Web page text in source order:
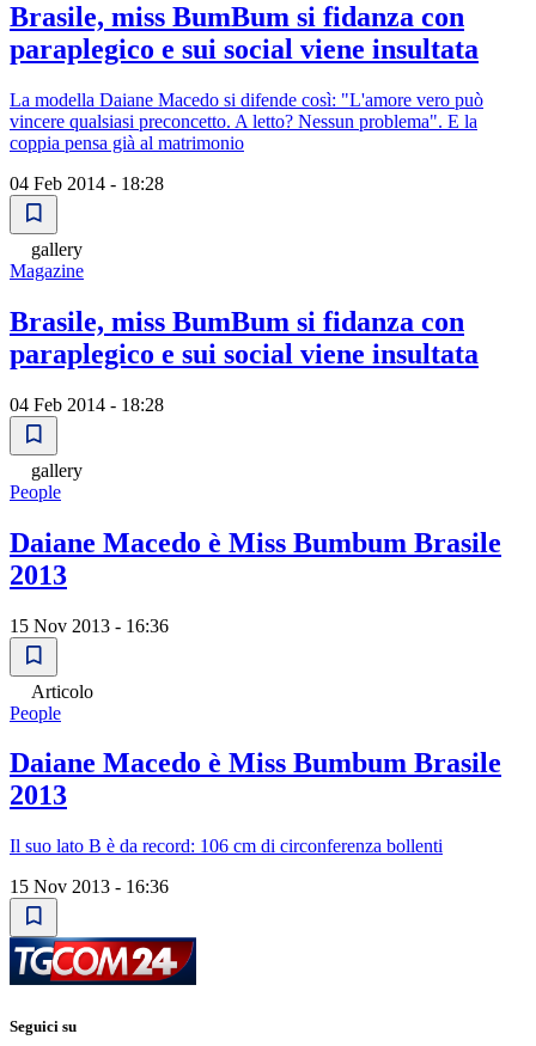
Brasile, miss BumBum si fidanza con
paraplegico e sui social viene insultata
La modella Daiane Macedo si difende così: "L'amore vero può
vincere qualsiasi preconcetto. A letto? Nessun problema". E la
coppia pensa già al matrimonio
04 Feb 2014 - 18:28
gallery
Magazine
Brasile, miss BumBum si fidanza con
paraplegico e sui social viene insultata
04 Feb 2014 - 18:28
gallery
People
Daiane Macedo è Miss Bumbum Brasile
2013
15 Nov 2013 - 16:36
Articolo
People
Daiane Macedo è Miss Bumbum Brasile
2013
Il suo lato B è da record: 106 cm di circonferenza bollenti
15 Nov 2013 - 16:36
Seguici su